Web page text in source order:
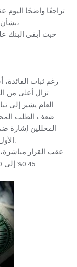
الاحتياطي النيوزلندي (RBNZ) بشأن أسعار الفائدة،
رغم ثبات الفائدة،
تزال أعلى من النطاق
العام يشير إلى
ضعف الطلب
المحللين إشارة
الأول من 2026 في حال استمر التباطؤ الاقتصادي.
عقب القرار مباشرة،
0.45% إلى 0.5950، مسجلًا أدنى مستوى له منذ أسبوعين.